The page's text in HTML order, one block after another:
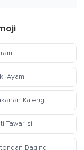
Ayam
Kaleng
Tawar Isi
Daging